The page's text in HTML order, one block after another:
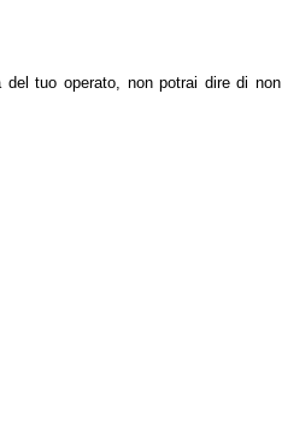
tuo operato, non potrai dire di non